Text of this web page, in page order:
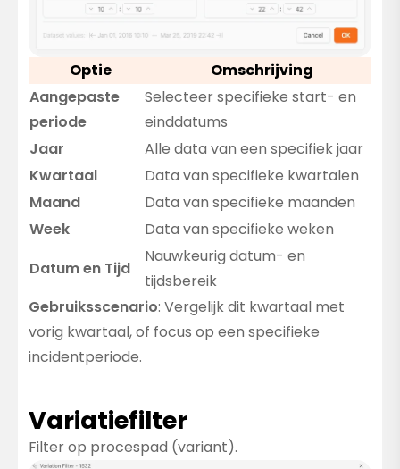
Optie
Omschrijving
Aangepaste
periode
Selecteer specifieke start- en
einddatums
Jaar
Alle data van een specifiek jaar
Kwartaal
Data van specifieke kwartalen
Maand
Data van specifieke maanden
Week
Data van specifieke weken
Datum en Tijd
Nauwkeurig datum- en
tijdsbereik
Gebruiksscenario: Vergelijk dit kwartaal met
vorig kwartaal, of focus op een specifieke
incidentperiode.
Variatiefilter
Filter op procespad (variant).